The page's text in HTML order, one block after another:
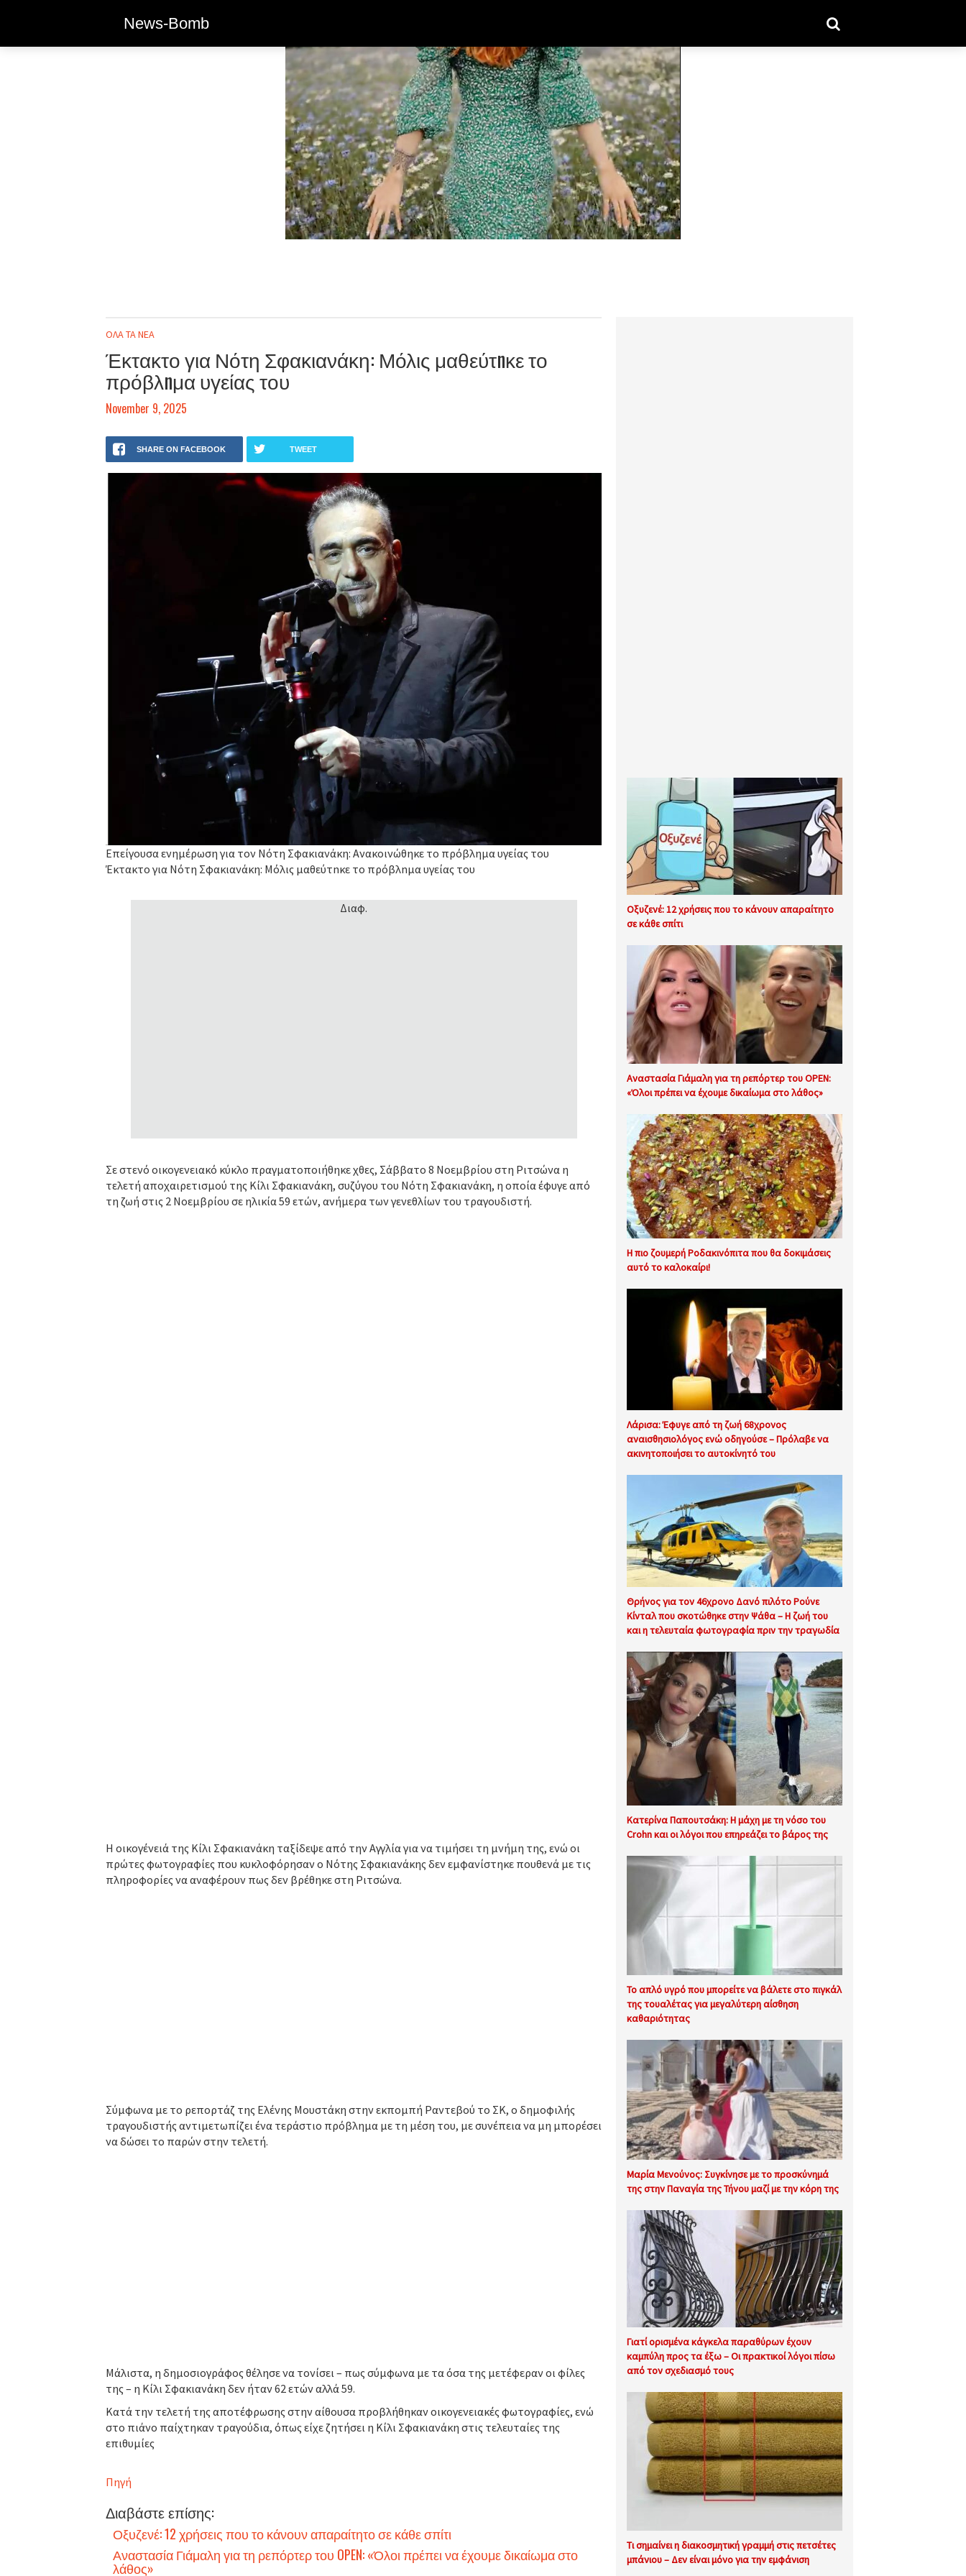
News-Bomb
ΟΛΑ ΤΑ ΝΕΑ
Έκτακτο για Νότη Σφακιανάκη: Μόλις μαθεύτnκε το
πρόβλnμα υγείας του
November 9, 2025
SHARE ON FACEBOOK TWEET
Επείγουσα ενημέρωση για τον Νότη Σφακιανάκη: Ανακοινώθηκε το πρόβλημα υγείας του
Έκτακτο για Νότη Σφακιανάκη: Μόλις μαθεύτnκε το πρόβλnμα υγείας του
Διαφ.
Σε στενό οικογενειακό κύκλο πραγματοποιήθηκε χθες, Σάββατο 8 Νοεμβρίου στη Ριτσώνα η
τελετή αποχαιρετισμού της Κίλι Σφακιανάκη, συζύγου του Νότη Σφακιανάκη, η οποία έφυγε από
τη ζωή στις 2 Νοεμβρίου σε ηλικία 59 ετών, ανήμερα των γενεθλίων του τραγουδιστή.
Η οικογένειά της Κίλι Σφακιανάκη ταξίδεψε από την Αγγλία για να τιμήσει τη μνήμη της, ενώ οι
πρώτες φωτογραφίες που κυκλοφόρησαν ο Νότης Σφακιανάκης δεν εμφανίστηκε πουθενά με τις
πληροφορίες να αναφέρουν πως δεν βρέθηκε στη Ριτσώνα.
Σύμφωνα με το ρεπορτάζ της Ελένης Μουστάκη στην εκπομπή Ραντεβού το ΣΚ, ο δημοφιλής
τραγουδιστής αντιμετωπίζει ένα τεράστιο πρόβλημα με τη μέση του, με συνέπεια να μη μπορέσει
να δώσει το παρών στην τελετή.
Μάλιστα, η δημοσιογράφος θέλησε να τονίσει – πως σύμφωνα με τα όσα της μετέφεραν οι φίλες
της – η Κίλι Σφακιανάκη δεν ήταν 62 ετών αλλά 59.
Κατά την τελετή της αποτέφρωσης στην αίθουσα προβλήθηκαν οικογενειακές φωτογραφίες, ενώ
στο πιάνο παίχτηκαν τραγούδια, όπως είχε ζητήσει η Κίλι Σφακιανάκη στις τελευταίες της
επιθυμίες
Πηγή
Διαβάστε επίσης:
Οξυζενέ: 12 χρήσεις που το κάνουν απαραίτητο σε κάθε σπίτι
Αναστασία Γιάμαλη για τη ρεπόρτερ του OPEN: «Όλοι πρέπει να έχουμε δικαίωμα στο
λάθος»
Οξυζενέ: 12 χρήσεις που το κάνουν απαραίτητο
σε κάθε σπίτι
Αναστασία Γιάμαλη για τη ρεπόρτερ του OPEN:
«Όλοι πρέπει να έχουμε δικαίωμα στο λάθος»
Η πιο ζουμερή Ροδακινόπιτα που θα δοκιμάσεις
αυτό το καλοκαίρι!
Λάρισα: Έφυγε από τη ζωή 68χρονος
αναισθησιολόγος ενώ οδηγούσε – Πρόλαβε να
ακινητοποιήσει το αυτοκίνητό του
Θρήνος για τον 46χρονο Δανό πιλότο Ρούνε
Κίνταλ που σκοτώθηκε στην Ψάθα – Η ζωή του
και η τελευταία φωτογραφία πριν την τραγωδία
Κατερίνα Παπουτσάκη: Η μάχη με τη νόσο του
Crohn και οι λόγοι που επηρεάζει το βάρος της
Το απλό υγρό που μπορείτε να βάλετε στο πιγκάλ
της τουαλέτας για μεγαλύτερη αίσθηση
καθαριότητας
Μαρία Μενούνος: Συγκίνησε με το προσκύνημά
της στην Παναγία της Τήνου μαζί με την κόρη της
Γιατί ορισμένα κάγκελα παραθύρων έχουν
καμπύλη προς τα έξω – Οι πρακτικοί λόγοι πίσω
από τον σχεδιασμό τους
Τι σημαίνει η διακοσμητική γραμμή στις πετσέτες
μπάνιου – Δεν είναι μόνο για την εμφάνιση